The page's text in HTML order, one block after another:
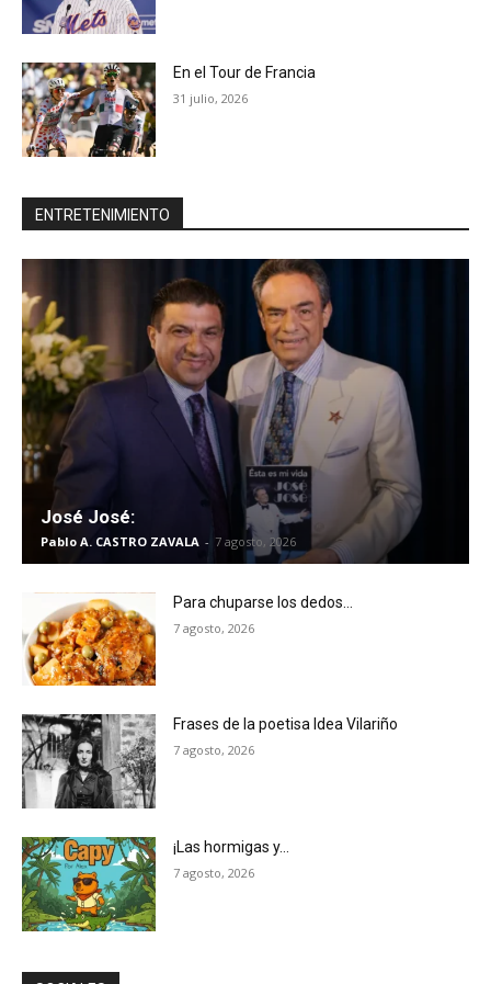
En el Tour de Francia
31 julio, 2026
ENTRETENIMIENTO
José José:
Pablo A. CASTRO ZAVALA - 7 agosto, 2026
Para chuparse los dedos…
7 agosto, 2026
Frases de la poetisa Idea Vilariño
7 agosto, 2026
¡Las hormigas y…
7 agosto, 2026